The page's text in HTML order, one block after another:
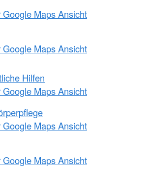
Google Maps Ansicht
Google Maps Ansicht
Hilfen
Google Maps Ansicht
Google Maps Ansicht
Google Maps Ansicht